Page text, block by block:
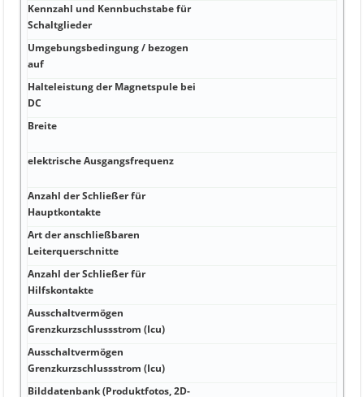
Kennzahl und Kennbuchstabe für
Schaltglieder
Umgebungsbedingung / bezogen
auf
Halteleistung der Magnetspule bei
DC
Breite
elektrische Ausgangsfrequenz
Anzahl der Schließer für
Hauptkontakte
Art der anschließbaren
Leiterquerschnitte
Anzahl der Schließer für
Hilfskontakte
Ausschaltvermögen
Grenzkurzschlussstrom (Icu)
Ausschaltvermögen
Grenzkurzschlussstrom (Icu)
Bilddatenbank (Produktfotos, 2D-